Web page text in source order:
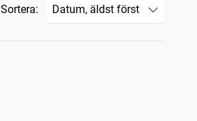
Sortera: